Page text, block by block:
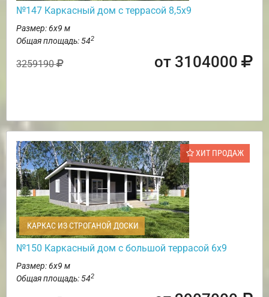
№147 Каркасный дом с террасой 8,5х9
Размер: 6х9 м
Общая площадь: 542
3259190 от 3104000
ХИТ ПРОДАЖ
КАРКАС ИЗ СТРОГАНОЙ ДОСКИ
№150 Каркасный дом с большой террасой 6х9
Размер: 6х9 м
Общая площадь: 542